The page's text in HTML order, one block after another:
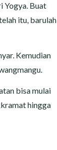
Yogya. Buat
itu, barulah
Kemudian
bisa mulai
hingga